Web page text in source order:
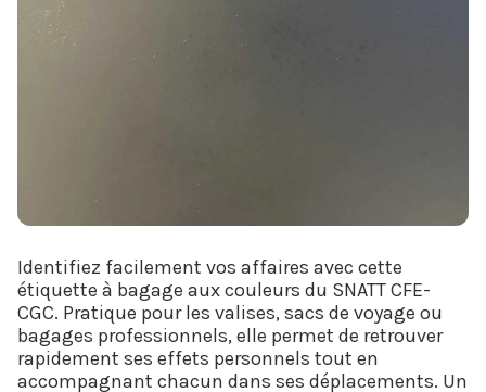
Identifiez facilement vos affaires avec cette
étiquette à bagage aux couleurs du SNATT CFE-
CGC. Pratique pour les valises, sacs de voyage ou
bagages professionnels, elle permet de retrouver
rapidement ses effets personnels tout en
accompagnant chacun dans ses déplacements. Un